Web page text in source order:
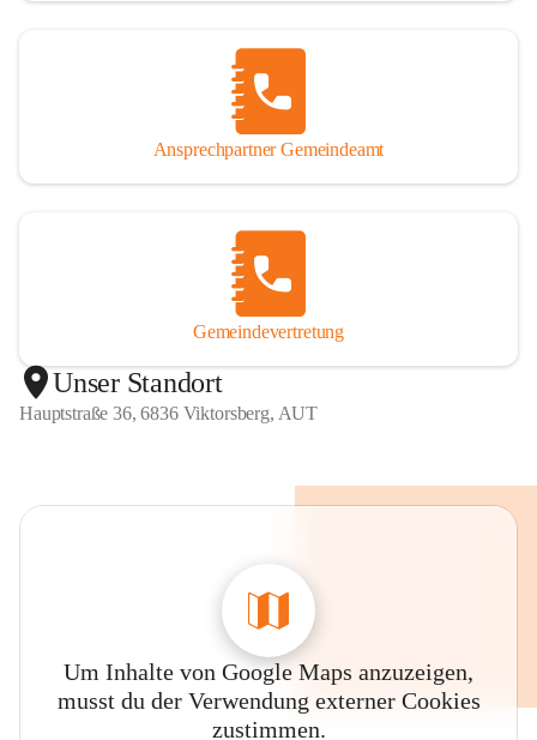
Ansprechpartner Gemeindeamt
Gemeindevertretung
Unser Standort
Hauptstraße 36, 6836 Viktorsberg, AUT
Um Inhalte von Google Maps anzuzeigen,
musst du der Verwendung externer Cookies
zustimmen.